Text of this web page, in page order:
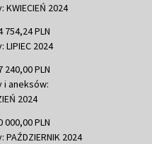
2024
PLN
2024
PLN
i aneksów:
2024
PLN
2024